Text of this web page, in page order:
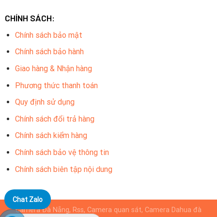
Ống kính: 2.8/3.6mm.
Tiêu chuẩn chống bụi và nước: IP67 (thích hợp sử dụng
trong nhà và ngoài trời).
Vật liệu vỏ: kim loại.
chuyển.
Cảm biến hình ảnh: CMOS 2MP.
CHÍNH SÁCH:
Chính sách bảo mật
Chính sách bảo hành
Giao hàng & Nhận hàng
Phương thức thanh toán
Quy định sử dụng
Chính sách đổi trả hàng
Chính sách kiểm hàng
Chính sách bảo vệ thông tin
Chính sách biên tập nội dung
Camera Đà Nẵng, Rss, Camera quan sát, Camera Dahua đà
Chat Zalo